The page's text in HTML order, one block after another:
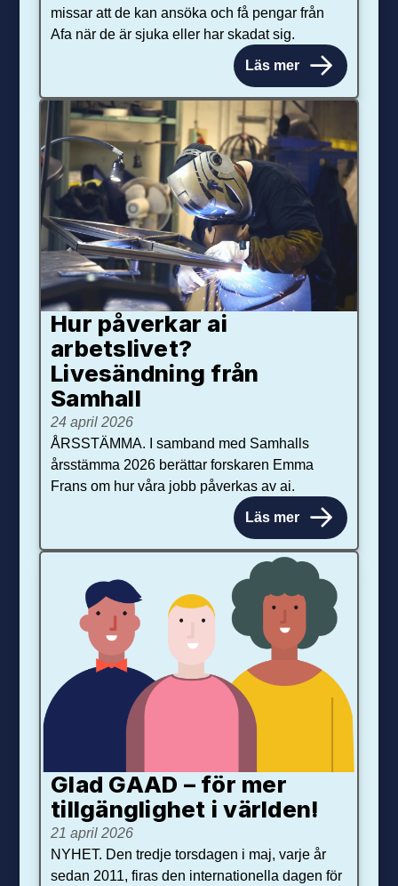
missar att de kan ansöka och få pengar från
Afa när de är sjuka eller har skadat sig.
Läs mer
Hur påverkar ai
arbetslivet?
Livesändning från
Samhall
24 april 2026
ÅRSSTÄMMA. I samband med Samhalls
årsstämma 2026 berättar forskaren Emma
Frans om hur våra jobb påverkas av ai.
Läs mer
Glad GAAD – för mer
tillgänglighet i världen!
21 april 2026
NYHET. Den tredje torsdagen i maj, varje år
sedan 2011, firas den internationella dagen för